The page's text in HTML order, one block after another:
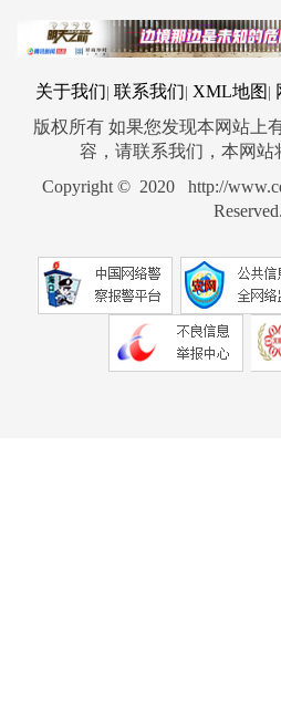
关于我们 联系我们 XML地图
版权所有 如果您发现本网站上
容，请联系我们，本网站
Copyright © 2020 http://
Reserved.